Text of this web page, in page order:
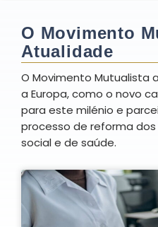
O Movimento
Atualidade
O Movimento Mutualista
a Europa, como o novo
para este milénio e
processo de reforma
social e de saúde.